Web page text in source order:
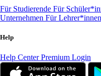
Für Studierende Für
Unternehmen Für Lehrer*innen
Help
Help CenterPremium Login